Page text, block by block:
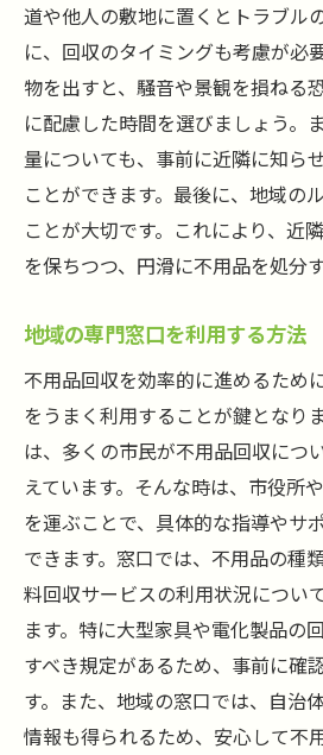
道や他人の敷地に置くとトラブル
に、回収のタイミングも考慮が必
物を出すと、騒音や景観を損ねる
に配慮した時間を選びましょう。
量についても、事前に近隣に知ら
ことができます。最後に、地域の
ことが大切です。これにより、近
を保ちつつ、円滑に不用品を処分
地域の専門窓口を利用する方法
不用品回収を効率的に進めるため
をうまく利用することが鍵となり
は、多くの市民が不用品回収につ
えています。そんな時は、市役所
を運ぶことで、具体的な指導やサ
できます。窓口では、不用品の種
料回収サービスの利用状況につい
ます。特に大型家具や電化製品の
すべき規定があるため、事前に確
す。また、地域の窓口では、自治
情報も得られるため、安心して不